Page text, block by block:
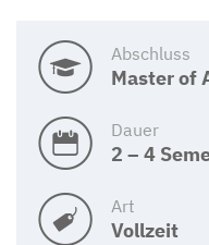
Abschluss
Master of
Dauer
2 – 4
Art
Vollzeit